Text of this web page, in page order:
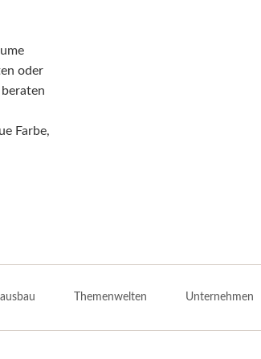
oder
Farbe,
Themenwelten Unternehmen